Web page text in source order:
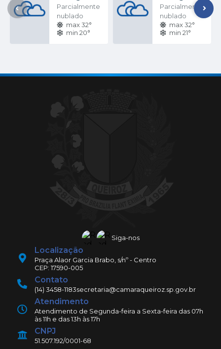
Parcialmente
nublado
max 32°
min 20°
Parcialmente
nublado
max 32°
min 21°
Siga-nos
Localização
Praça Alaor Garcia Brabo, s/nº - Centro
CEP: 17590-005
Contato
(14) 3458-1183secretaria@camaraqueiroz.sp.gov.br
Atendimento
Atendimento de Segunda-feira a Sexta-feira das 07h
às 11h e das 13h às 17h
CNPJ
51.507.192/0001-68